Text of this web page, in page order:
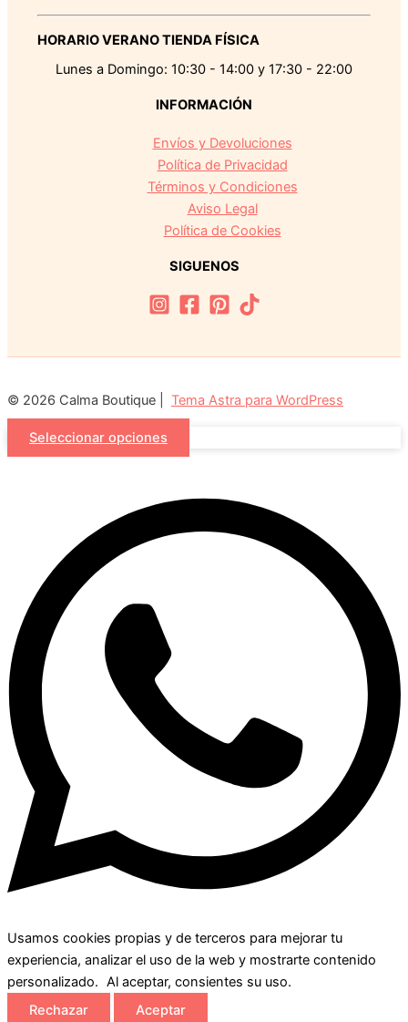
HORARIO VERANO TIENDA FÍSICA
Lunes a Domingo: 10:30 - 14:00 y 17:30 - 22:00
INFORMACIÓN
Envíos y Devoluciones
Política de Privacidad
Términos y Condiciones
Aviso Legal
Política de Cookies
SIGUENOS
© 2026 Calma Boutique | Tema Astra para WordPress
Seleccionar opciones
Usamos cookies propias y de terceros para mejorar tu
experiencia, analizar el uso de la web y mostrarte contenido
personalizado. Al aceptar, consientes su uso.
Rechazar
Aceptar